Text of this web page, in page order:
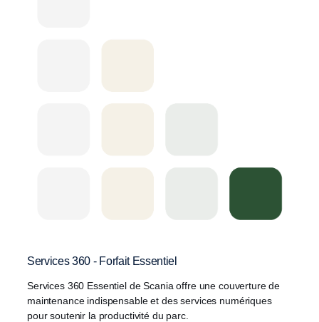
Services 360 - Forfait Essentiel
Services 360 Essentiel de Scania offre une couverture de
maintenance indispensable et des services numériques
pour soutenir la productivité du parc.